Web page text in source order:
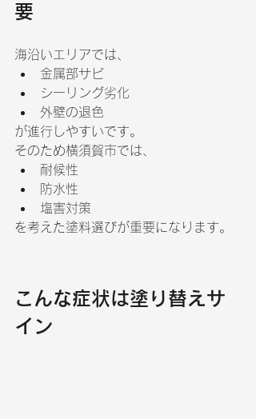
要
海沿いエリアでは、
金属部サビ
シーリング劣化
外壁の退色
が進行しやすいです。
そのため横須賀市では、
耐候性
防水性
塩害対策
を考えた塗料選びが重要になります。
こんな症状は塗り替えサ
イン